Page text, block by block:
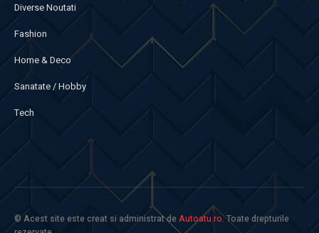
Diverse Noutati
Fashion
Home & Deco
Sanatate / Hobby
Tech
© Acest site este creat si administrat deAutoatu.ro. Toate drepturile